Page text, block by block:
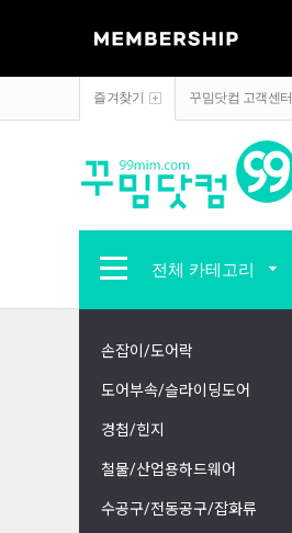
즐겨찾기 꾸밈닷컴 고객센터
전체 카테고리
손잡이/도어락
도어부속/슬라이딩도어
경첩/힌지
철물/산업용하드웨어
수공구/전동공구/잡화류